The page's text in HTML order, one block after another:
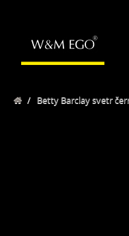
/ Betty Barclay svetr